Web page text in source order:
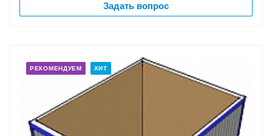
Задать вопрос
РЕКОМЕНДУЕМ ХИТ